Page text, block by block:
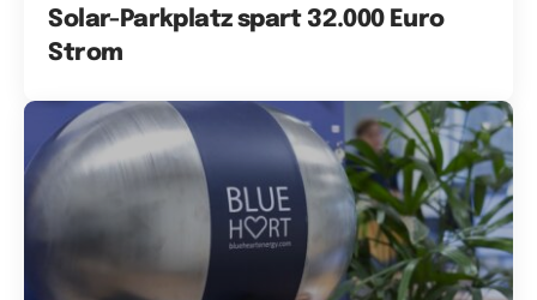
Solar-Parkplatz spart 32.000 Euro
Strom